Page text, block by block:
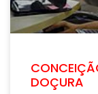
DOÇURA